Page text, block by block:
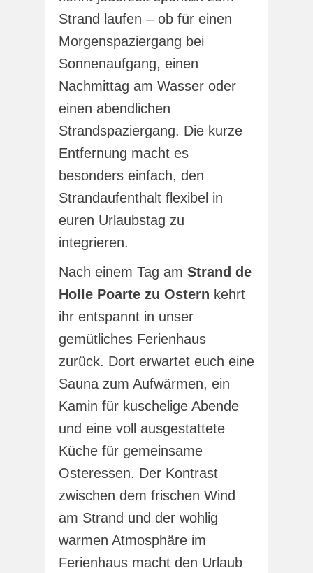
Strand laufen – ob für einen
Morgenspaziergang bei
Sonnenaufgang, einen
Nachmittag am Wasser oder
einen abendlichen
Strandspaziergang. Die kurze
Entfernung macht es
besonders einfach, den
Strandaufenthalt flexibel in
euren Urlaubstag zu
integrieren.
Nach einem Tag am Strand de
Holle Poarte zu Ostern kehrt
ihr entspannt in unser
gemütliches Ferienhaus
zurück. Dort erwartet euch eine
Sauna zum Aufwärmen, ein
Kamin für kuschelige Abende
und eine voll ausgestattete
Küche für gemeinsame
Osteressen. Der Kontrast
zwischen dem frischen Wind
am Strand und der wohlig
warmen Atmosphäre im
Ferienhaus macht den Urlaub